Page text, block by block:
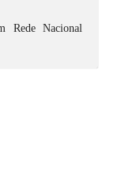
Rede Nacional